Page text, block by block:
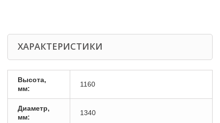
ХАРАКТЕРИСТИКИ
Высота,
мм:
1160
Диаметр,
мм:
1340